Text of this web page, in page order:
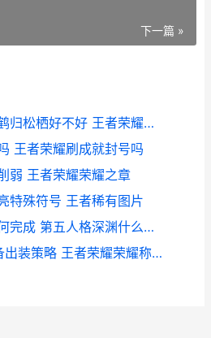
下一篇 »
王者荣耀荣耀赵怀真鹤归松栖好不好 王者荣耀荣耀赵云称号怎么获得
王者荣耀刷成就封号吗
弱 王者荣耀荣耀之章
特殊符号 王者稀有图片
第五人格深渊呢喃如何完成 第五人格深渊什么意思
王者荣耀荣耀S17刘备出装策略 王者荣耀荣耀称号获取条件